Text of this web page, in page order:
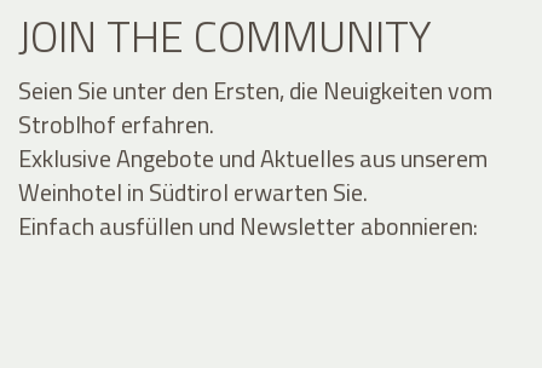
JOIN THE COMMUNITY
Seien Sie unter den Ersten, die Neuigkeiten vom
Stroblhof erfahren.
Exklusive Angebote und Aktuelles aus unserem
Weinhotel in Südtirol erwarten Sie.
Einfach ausfüllen und Newsletter abonnieren: